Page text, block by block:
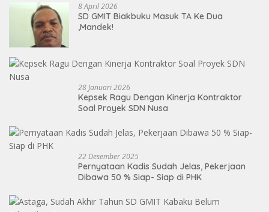
8 April 2026
SD GMIT Biakbuku Masuk TA Ke Dua
,Mandek!
28 Januari 2026
Kepsek Ragu Dengan Kinerja Kontraktor
Soal Proyek SDN Nusa
22 Desember 2025
Pernyataan Kadis Sudah Jelas, Pekerjaan
Dibawa 50 % Siap- Siap di PHK